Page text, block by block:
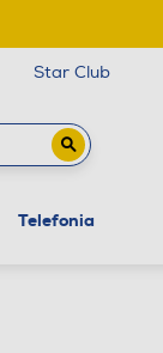
Star Club
Telefonia